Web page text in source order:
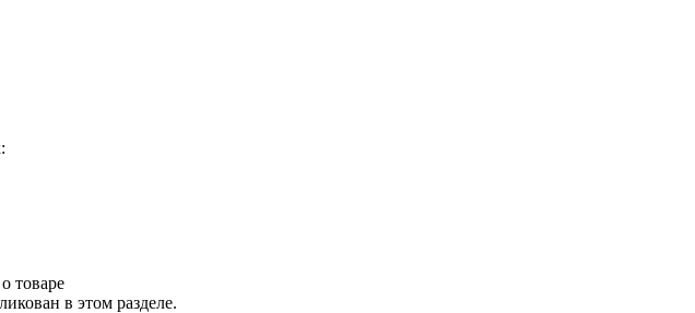
товаре
в этом разделе.